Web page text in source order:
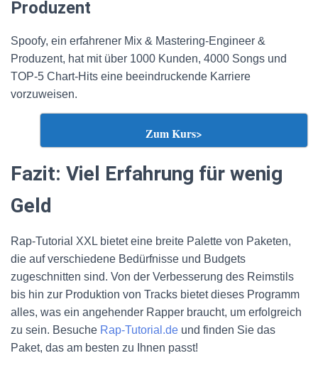
Produzent
Spoofy, ein erfahrener Mix & Mastering-Engineer &
Produzent, hat mit über 1000 Kunden, 4000 Songs und
TOP-5 Chart-Hits eine beeindruckende Karriere
vorzuweisen.
Zum Kurs>
Fazit: Viel Erfahrung für wenig
Geld
Rap-Tutorial XXL bietet eine breite Palette von Paketen,
die auf verschiedene Bedürfnisse und Budgets
zugeschnitten sind. Von der Verbesserung des Reimstils
bis hin zur Produktion von Tracks bietet dieses Programm
alles, was ein angehender Rapper braucht, um erfolgreich
zu sein. Besuche Rap-Tutorial.de und finden Sie das
Paket, das am besten zu Ihnen passt!